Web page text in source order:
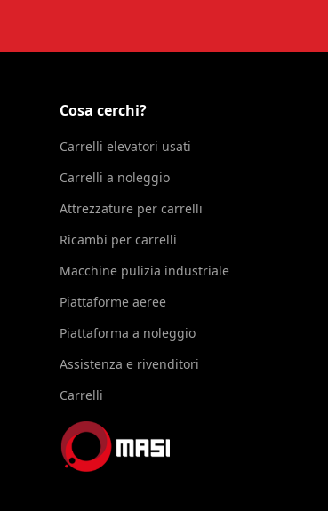
Cosa cerchi?
Carrelli elevatori usati
Carrelli a noleggio
Attrezzature per carrelli
Ricambi per carrelli
Macchine pulizia industriale
Piattaforme aeree
Piattaforma a noleggio
Assistenza e rivenditori
Carrelli